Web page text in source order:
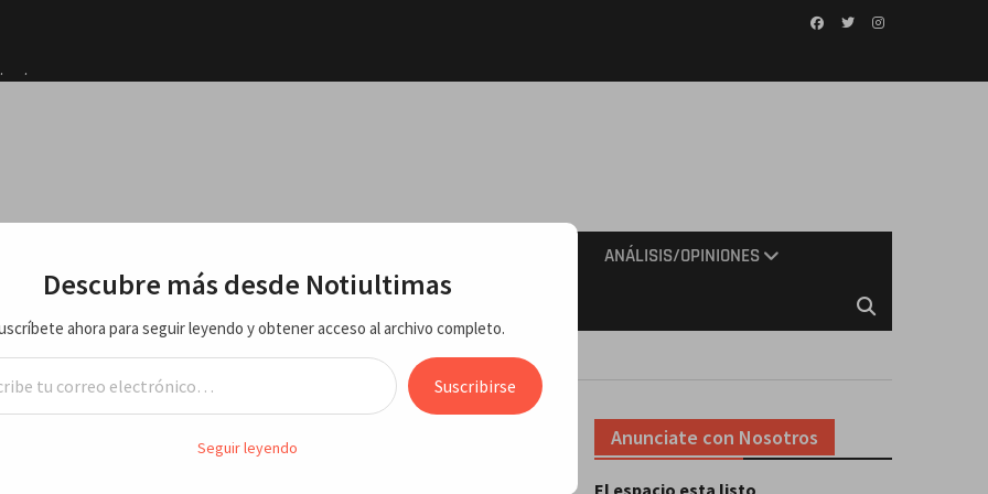
ANÁLISIS/OPINIONES
últimas 24 horas, jueves 9 julio 2026
de principales informaciones
Anunciate con Nosotros
El espacio esta listo
Descubre más desde Notiultimas
ahora para seguir leyendo y obtener acceso al archivo completo.
electrónico…
Suscribirse
Seguir leyendo